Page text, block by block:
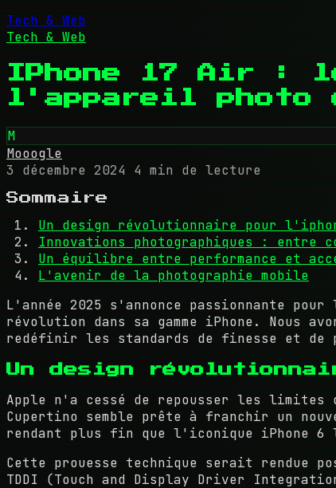
Tech & Web
Tech & Web
IPhone 17 Air :
l'appareil photo
M
Mooogle
3 décembre 2024 4 min de lecture
Sommaire
Un design révolutionnaire pour
Innovations photographiques : entre
Un équilibre entre performance et
L'avenir de la photographie mobile
L'année 2025 s'annonce passionnante
révolution dans sa gamme iPhone. Nous
redéfinir les standards de finesse et de
Un design
Apple n'a cessé de repousser les limites
Cupertino semble prête à franchir un
rendant plus fin que l'iconique iPhone 6
Cette prouesse technique serait
TDDI (Touch and Display Driver